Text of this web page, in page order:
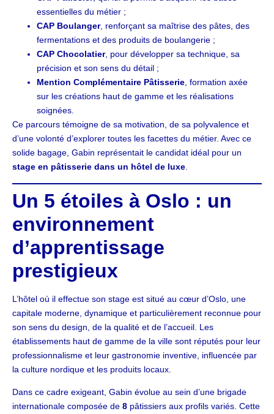
essentielles du métier ;
CAP Boulanger, renforçant sa maîtrise des pâtes, des
fermentations et des produits de boulangerie ;
CAP Chocolatier, pour développer sa technique, sa
précision et son sens du détail ;
Mention Complémentaire Pâtisserie , formation axée
sur les créations haut de gamme et les réalisations
soignées.
Ce parcours témoigne de sa motivation, de sa polyvalence et
d’une volonté d’explorer toutes les facettes du métier. Avec ce
solide bagage, Gabin représentait le candidat idéal pour un
stage en pâtisserie dans un hôtel de luxe
Un 5 étoiles à Oslo : un
environnement
d’apprentissage
prestigieux
L’hôtel où il effectue son stage est situé au cœur d’Oslo, une
capitale moderne, dynamique et particulièrement reconnue pour
son sens du design, de la qualité et de l’accueil. Les
établissements haut de gamme de la ville sont réputés pour leur
professionnalisme et leur gastronomie inventive, influencée par
la culture nordique et les produits locaux.
Dans ce cadre exigeant, Gabin évolue au sein d’une brigade
internationale composée de 8 pâtissiers aux profils variés. Cette